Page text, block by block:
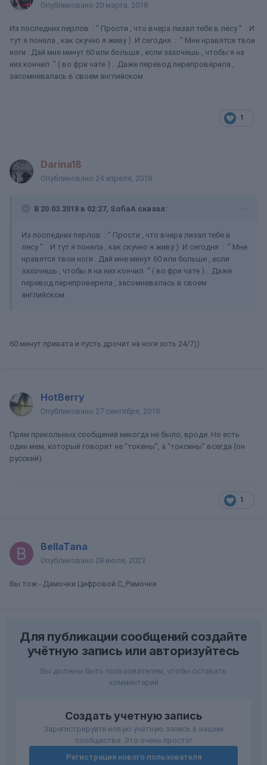
Опубликовано 20 марта, 2018
Из последних перлов : " Прости , что вчера лизал тебе в лесу " . И
тут я поняла , как скучно я живу ) И сегодня : " Мне нравятся твои
ноги . Дай мне минут 60 или больше , если захочешь , чтобы я на
них кончил " ( во фри чате ) . Даже перевод перепроверила ,
засомневалась в своем английском .
1
Darina18
Опубликовано 24 апреля, 2018
В 20.03.2018 в 02:27, SofiaA сказал:
Из последних перлов : " Прости , что вчера лизал тебе в
лесу " . И тут я поняла , как скучно я живу ) И сегодня : " Мне
нравятся твои ноги . Дай мне минут 60 или больше , если
захочешь , чтобы я на них кончил " ( во фри чате ) . Даже
перевод перепроверила , засомневалась в своем
английском .
60 минут привата и пусть дрочит на ноги хоть 24/7))
HotBerry
Опубликовано 27 сентября, 2018
Прям прикольных сообщений никогда не было, вроде. Но есть
один мем, который говорит не "токены", а "токсины" всегда (он
русский).
1
BellaTana
Опубликовано 28 июля, 2023
Вы тож - Дамочки Цифровой С_Рамочки
Для публикации сообщений создайте
учётную запись или авторизуйтесь
Вы должны быть пользователем, чтобы оставить
комментарий
Создать учетную запись
Зарегистрируйте новую учётную запись в нашем
сообществе. Это очень просто!
Регистрация нового пользователя